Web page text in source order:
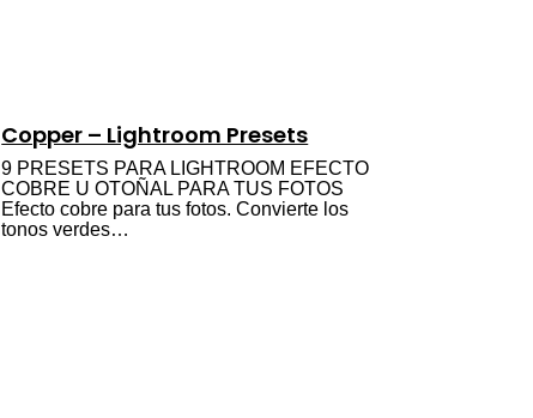
Copper – Lightroom Presets
9 PRESETS PARA LIGHTROOM EFECTO
COBRE U OTOÑAL PARA TUS FOTOS
Efecto cobre para tus fotos. Convierte los
tonos verdes…